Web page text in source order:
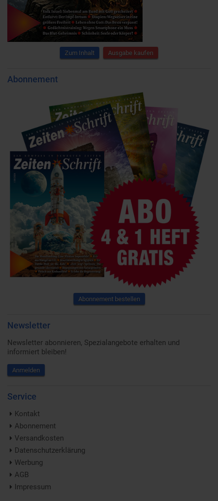
Zum Inhalt Ausgabe kaufen
Abonnement
Abonnement bestellen
Newsletter
Newsletter abonnieren, Spezialangebote erhalten und
informiert bleiben!
Anmelden
Service
Kontakt
Abonnement
Versandkosten
Datenschutzerklärung
Werbung
AGB
Impressum